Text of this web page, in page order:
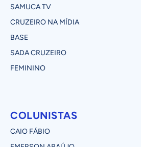
SAMUCA TV
CRUZEIRO NA MÍDIA
BASE
SADA CRUZEIRO
FEMININO
COLUNISTAS
CAIO FÁBIO